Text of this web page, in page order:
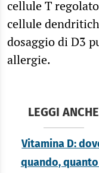
cellule T
cellule
dosaggio di D3
allergie.
LEGGI ANCHE
Vitamina D:
quando,